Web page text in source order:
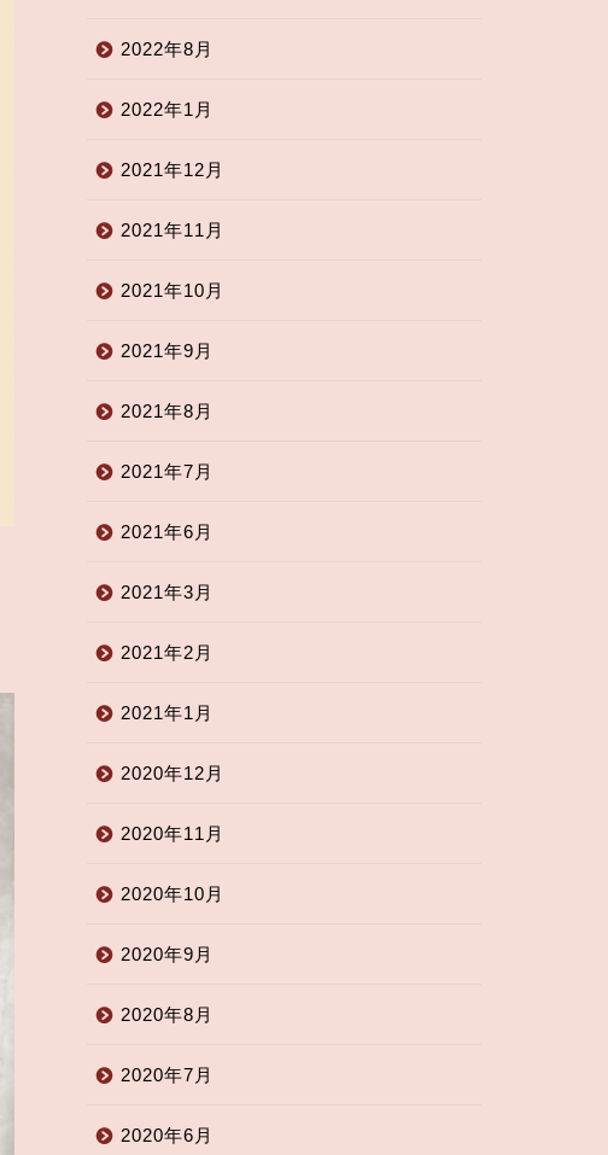
2022年8月
2022年1月
2021年12月
2021年11月
2021年10月
2021年9月
2021年8月
2021年7月
2021年6月
2021年3月
2021年2月
2021年1月
2020年12月
2020年11月
2020年10月
2020年9月
2020年8月
2020年7月
2020年6月